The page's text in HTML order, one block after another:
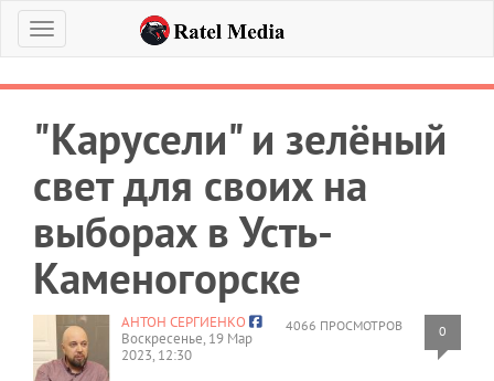
Меню
"Карусели" и зелёный
свет для своих на
выборах в Усть-
Каменогорске
4066 ПРОСМОТРОВ 0
АНТОН СЕРГИЕНКО
Воскресенье, 19 Мар
2023, 12:30